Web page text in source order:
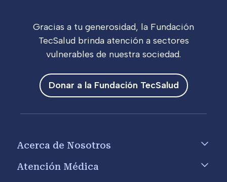
Gracias a tu generosidad, la Fundación
TecSalud brinda atención a sectores
vulnerables de nuestra sociedad.
Donar a la Fundación TecSalud
Acerca de Nosotros
Atención Médica